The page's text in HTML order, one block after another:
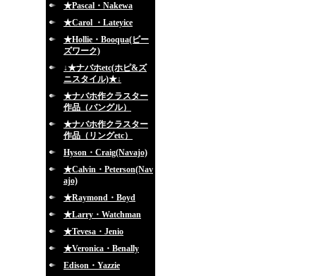
★Pascal・Nakewa
★Carol ・Lateyice
★Hollie・Booqua(ビー
ズワーク)
↓★ナバホetc(ホピ&ズ
ニスタイル)★↓
★ナバホ作クラスター
作品（バングル）
★ナバホ作クラスター
作品（リングetc）
Hyson・Craig(Navajo)
★Calvin・Peterson(Nav
ajo)
★Raymond・Boyd
★Larry・Watchman
★Tevesa・Jenio
★Veronica・Benally
Edison・Yazzie